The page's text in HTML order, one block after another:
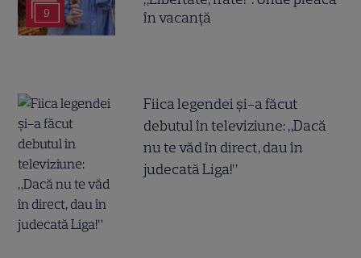
9
în vacanță
Fiica legendei și-a făcut
debutul în televiziune: „Dacă
nu te văd în direct, dau în
judecată Liga!”